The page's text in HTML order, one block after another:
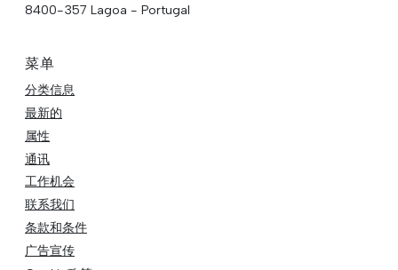
8400-357 Lagoa - Portugal
菜单
分类信息
最新的
属性
通讯
工作机会
联系我们
条款和条件
广告宣传